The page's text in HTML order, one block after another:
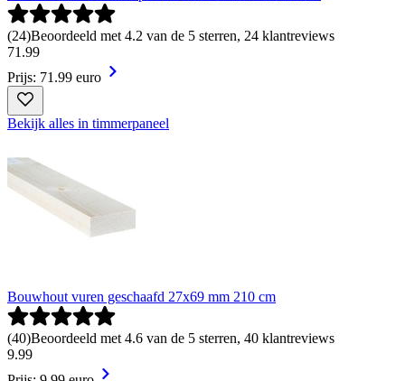
(24)Beoordeeld met 4.2 van de 5 sterren, 24 klantreviews
71 .99
Prijs: 71.99 euro
Bekijk alles in timmerpaneel
Bouwhout vuren geschaafd 27x69 mm 210 cm
(40)Beoordeeld met 4.6 van de 5 sterren, 40 klantreviews
9.99